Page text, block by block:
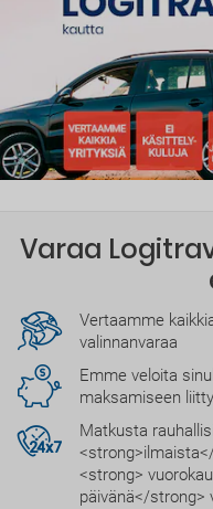
Varaa
Vertaamme
valinnanvaraa
Emme veloita
maksamiseen
Matkusta
<strong>
päivänä</strong>